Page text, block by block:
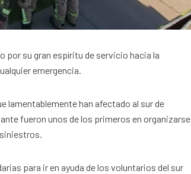
por su gran espíritu de servicio hacia la
emergencia.
lamentablemente han afectado al sur de
fueron unos de los primeros en organizarse
para ir en ayuda de los voluntarios del sur